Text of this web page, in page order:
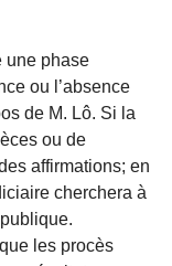
une phase
ou l’absence
de M. Lô. Si la
ou de
affirmations; en
cherchera à
les procès